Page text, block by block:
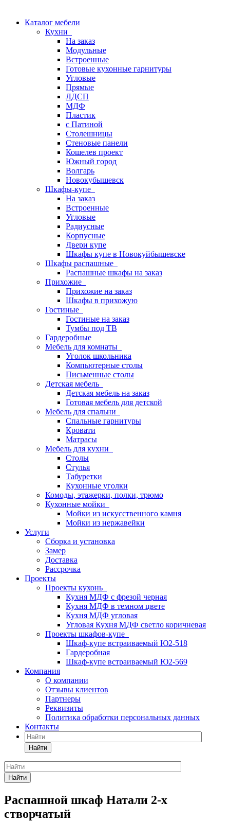
Каталог мебели
Кухни
На заказ
Модульные
Встроенные
Готовые кухонные гарнитуры
Угловые
Прямые
ЛДСП
МДФ
Пластик
с Патиной
Столешницы
Стеновые панели
Кошелев проект
Южный город
Волгарь
Новокубышевск
Шкафы-купе
На заказ
Встроенные
Угловые
Радиусные
Корпусные
Двери купе
Шкафы купе в Новокуйбышевске
Шкафы распашные
Распашные шкафы на заказ
Прихожие
Прихожие на заказ
Шкафы в прихожую
Гостиные
Гостиные на заказ
Тумбы под ТВ
Гардеробные
Мебель для комнаты
Уголок школьника
Компьютерные столы
Письменные столы
Детская мебель
Детская мебель на заказ
Готовая мебель для детской
Мебель для спальни
Спальные гарнитуры
Кровати
Матрасы
Мебель для кухни
Столы
Стулья
Табуретки
Кухонные уголки
Комоды, этажерки, полки, трюмо
Кухонные мойки
Мойки из искусственного камня
Мойки из нержавейки
Услуги
Сборка и установка
Замер
Доставка
Рассрочка
Проекты
Проекты кухонь
Кухня МДФ с фрезой черная
Кухня МДФ в темном цвете
Кухня МДФ угловая
Угловая Кухня МДФ светло коричневая
Проекты шкафов-купе
Шкаф-купе встраиваемый Ю2-518
Гардеробная
Шкаф-купе встраиваемый Ю2-569
Компания
О компании
Отзывы клиентов
Партнеры
Реквизиты
Политика обработки персональных данных
Контакты
Найти
Найти
Распашной шкаф Натали 2-х
створчатый